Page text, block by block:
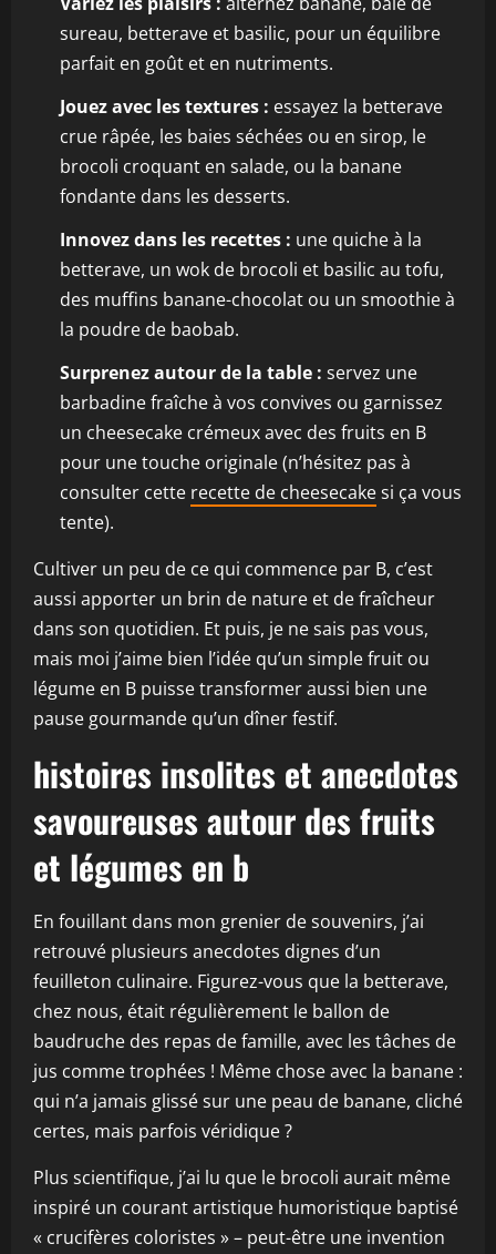
sureau, betterave et basilic, pour un équilibre
parfait en goût et en nutriments.
Jouez avec les textures : essayez la betterave
crue râpée, les baies séchées ou en sirop, le
brocoli croquant en salade, ou la banane
fondante dans les desserts.
Innovez dans les recettes : une quiche à la
betterave, un wok de brocoli et basilic au tofu,
des muffins banane-chocolat ou un smoothie à
la poudre de baobab.
Surprenez autour de la table : servez une
barbadine fraîche à vos convives ou garnissez
un cheesecake crémeux avec des fruits en B
pour une touche originale (n’hésitez pas à
consulter cette recette de cheesecakesi ça vous
tente).
Cultiver un peu de ce qui commence par B, c’est
aussi apporter un brin de nature et de fraîcheur
dans son quotidien. Et puis, je ne sais pas vous,
mais moi j’aime bien l’idée qu’un simple fruit ou
légume en B puisse transformer aussi bien une
pause gourmande qu’un dîner festif.
histoires insolites et anecdotes
savoureuses autour des fruits
et légumes en b
En fouillant dans mon grenier de souvenirs, j’ai
retrouvé plusieurs anecdotes dignes d’un
feuilleton culinaire. Figurez-vous que la betterave,
chez nous, était régulièrement le ballon de
baudruche des repas de famille, avec les tâches de
jus comme trophées ! Même chose avec la banane :
qui n’a jamais glissé sur une peau de banane, cliché
certes, mais parfois véridique ?
Plus scientifique, j’ai lu que le brocoli aurait même
inspiré un courant artistique humoristique baptisé
« crucifères coloristes » – peut-être une invention